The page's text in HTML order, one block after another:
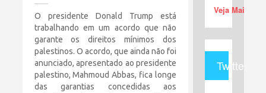
O presidente Donald Trump está
trabalhando em um acordo que não
garante os direitos mínimos dos
palestinos. O acordo, que ainda não foi
anunciado, apresentado ao presidente
palestino, Mahmoud Abbas, fica longe
das garantias concedidas aos
Veja Mais (+)
Twitter